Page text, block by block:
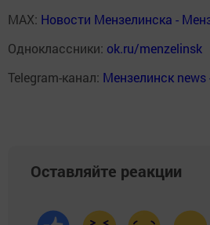
MAX: Новости Мензелинска -
Одноклассники: ok.ru/menzelinsk
Telegram-канал: Мензелинск
Оставляйте реакции